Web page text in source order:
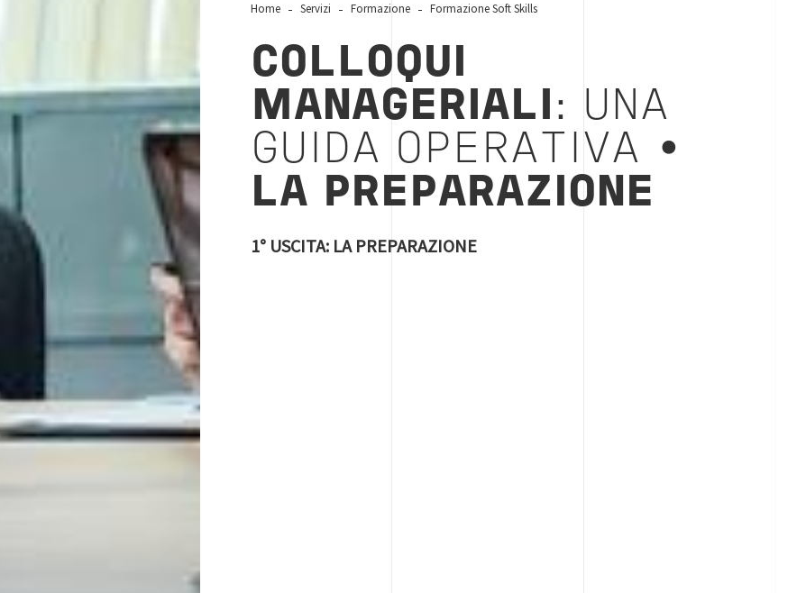
Home Servizi Formazione Formazione Soft Skills
COLLOQUI
MANAGERIALI : UNA
GUIDA OPERATIVA •
LA PREPARAZIONE
1° USCITA: LA PREPARAZIONE